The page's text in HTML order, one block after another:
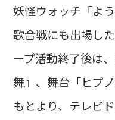
妖怪ウォッチ「よ
歌合戦にも出場し
ープ活動終了後は
舞』、舞台「ヒプ
もとより、テレビ